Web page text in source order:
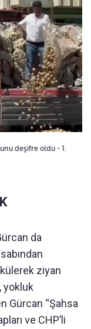
deşifre oldu - 1.
da
ziyan
yokluk
Gürcan “Şahsa
ve CHP’li